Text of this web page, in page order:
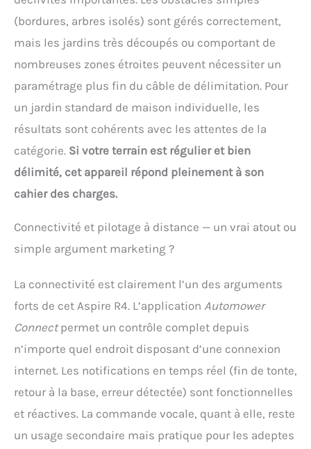
(bordures, arbres isolés) sont gérés correctement,
mais les jardins très découpés ou comportant de
nombreuses zones étroites peuvent nécessiter un
paramétrage plus fin du câble de délimitation. Pour
un jardin standard de maison individuelle, les
résultats sont cohérents avec les attentes de la
catégorie. Si votre terrain est régulier et bien
délimité, cet appareil répond pleinement à son
cahier des charges.
Connectivité et pilotage à distance — un vrai atout ou
simple argument marketing ?
La connectivité est clairement l’un des arguments
forts de cet Aspire R4. L’application Automower
Connectpermet un contrôle complet depuis
n’importe quel endroit disposant d’une connexion
internet. Les notifications en temps réel (fin de tonte,
retour à la base, erreur détectée) sont fonctionnelles
et réactives. La commande vocale, quant à elle, reste
un usage secondaire mais pratique pour les adeptes